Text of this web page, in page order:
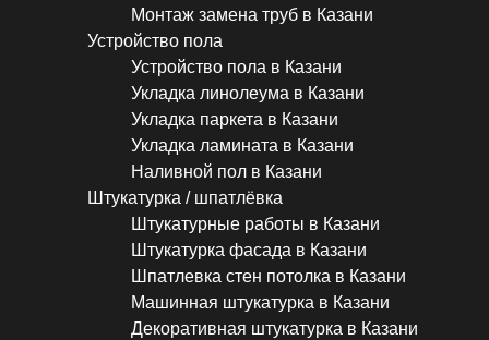
Монтаж замена труб в Казани
Устройство пола
Устройство пола в Казани
Укладка линолеума в Казани
Укладка паркета в Казани
Укладка ламината в Казани
Наливной пол в Казани
Штукатурка / шпатлёвка
Штукатурные работы в Казани
Штукатурка фасада в Казани
Шпатлевка стен потолка в Казани
Машинная штукатурка в Казани
Декоративная штукатурка в Казани